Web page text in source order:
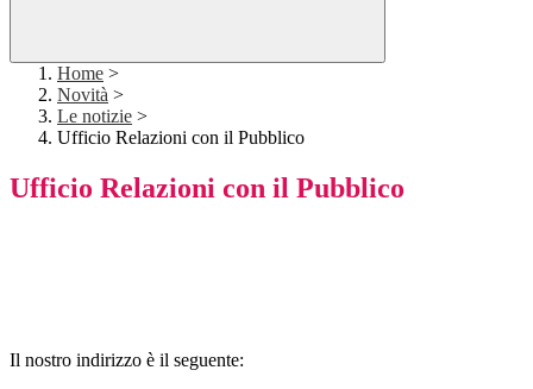
Home >
Novità >
Le notizie >
Ufficio Relazioni con il Pubblico
Ufficio Relazioni con il Pubblico
Il nostro indirizzo è il seguente: